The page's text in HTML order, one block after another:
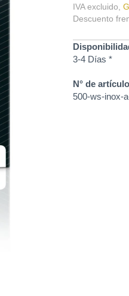
IVA excluido
Descuento
3-4 Días *
N° de artículo
500-ws-inox-